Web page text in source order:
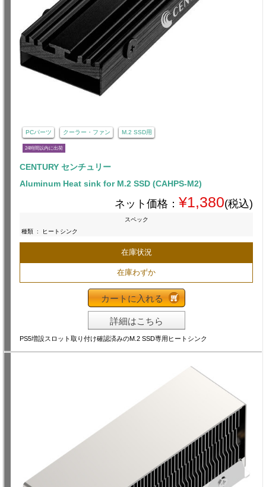
PCパーツ クーラー・ファン M.2 SSD用
24時間以内に出荷
CENTURY センチュリー
Aluminum Heat sink for M.2 SSD (CAHPS-M2)
ネット価格： ¥1,380(税込)
スペック
種類 : ヒートシンク
在庫状況
在庫わずか
カートに入れる
詳細はこちら
PS5増設スロット取り付け確認済みのM.2 SSD専用ヒートシンク